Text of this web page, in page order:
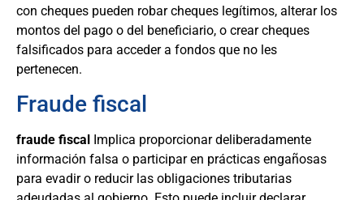
con cheques pueden robar cheques legítimos, alterar los
montos del pago o del beneficiario, o crear cheques
falsificados para acceder a fondos que no les
pertenecen.
Fraude fiscal
fraude fiscal
Implica proporcionar deliberadamente
información falsa o participar en prácticas engañosas
para evadir o reducir las obligaciones tributarias